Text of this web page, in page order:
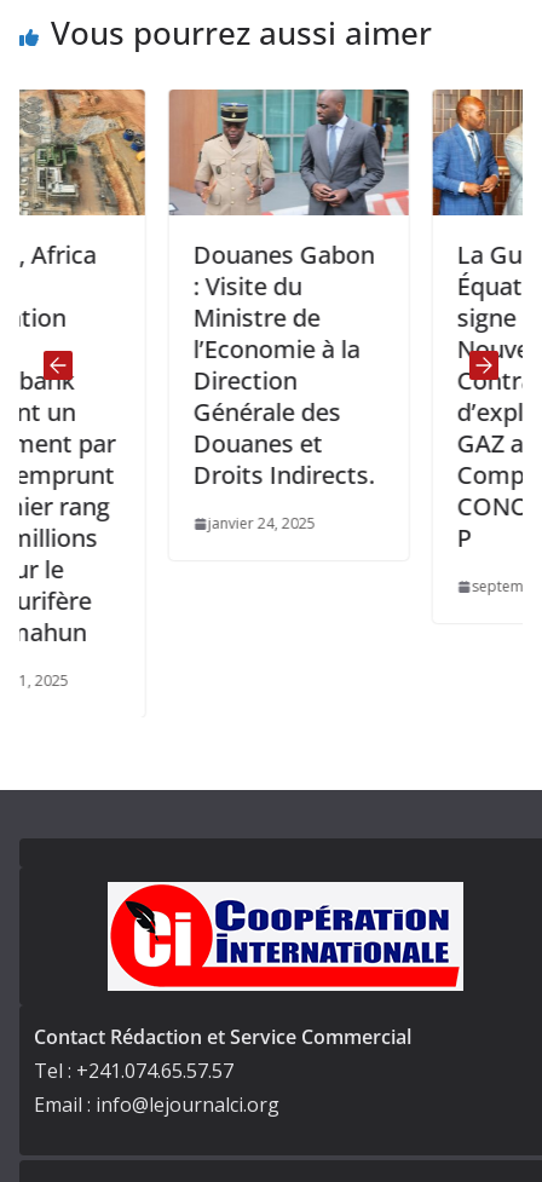
Vous pourrez aussi aimer
par
Douanes Gabon
: Visite du
Ministre de
l’Economie à la
Direction
Générale des
Douanes et
Droits Indirects.
janvier 24, 2025
La Guinée
Équatoriale
signe un
Nouveau
Contrat
GAZ avec la
Compagnie
septembre 24,
Contact Rédaction et Service Commercial
Tel : +241.074.65.57.57
Email : info@lejournalci.org